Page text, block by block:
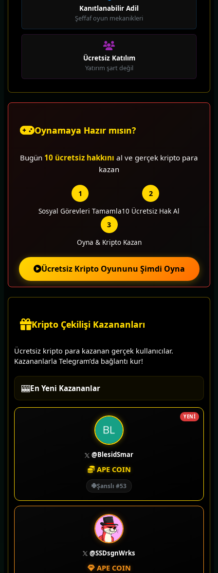
Kanıtlanabilir Adil
Şeffaf oyun mekanikleri
Ücretsiz Katılım
Yatırım şart değil
Oynamaya Hazır mısın?
Bugün 10 ücretsiz hakkını al ve gerçek kripto para
kazan
1
Sosyal Görevleri Tamamla
2
10 Ücretsiz Hak Al
3
Oyna & Kripto Kazan
Ücretsiz Kripto Oyununu Şimdi Oyna
Kripto Çekilişi Kazananları
Ücretsiz kripto para kazanan gerçek kullanıcılar.
Kazananlarla Telegram’da bağlantı kur!
🎰En Yeni Kazananlar
YENİ
@BlesidSmar
APE COIN
Şanslı #53
@SSDsgnWrks
APE COIN